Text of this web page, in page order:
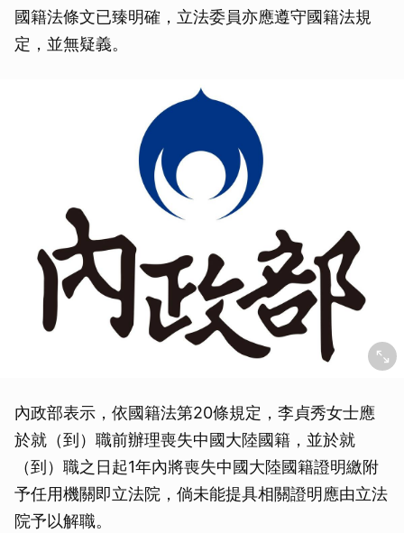
國籍法條文已臻明確，立法委員亦應遵守國籍法規
定，並無疑義。
內政部表示，依國籍法第20條規定，李貞秀女士應
於就（到）職前辦理喪失中國大陸國籍，並於就
（到）職之日起1年內將喪失中國大陸國籍證明繳附
予任用機關即立法院，倘未能提具相關證明應由立法
院予以解職。
取消